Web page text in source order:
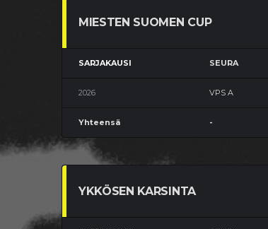
MIESTEN SUOMEN CUP
SARJAKAUSI SEURA
2026 VPS A
Yhteensä -
YKKÖSEN KARSINTA